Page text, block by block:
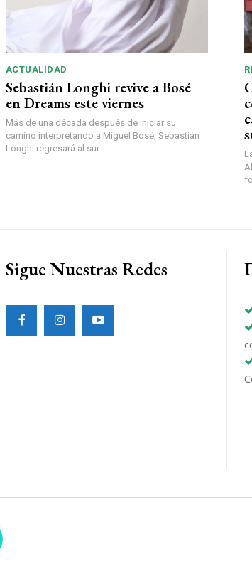
ACTUALIDAD
Sebastián Longhi revive a Bosé
en Dreams este viernes
Más de una década después de iniciar su
camino interpretando a Miguel Bosé, Sebastián
Longhi regresará al sur ...
Sigue Nuestras Redes